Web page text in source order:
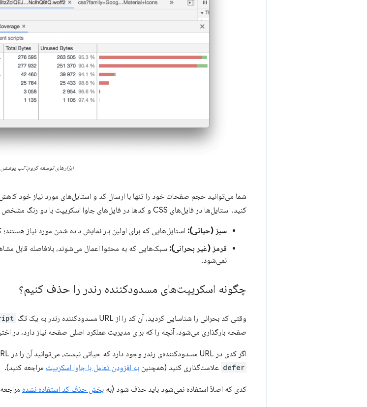
ابزارهای توسعه کروم: تب پوشش.
کنید. استایل‌ها در فایل‌های CSS و کدها در فایل‌های جاوا اسکریپت با دو رنگ مشخص شده‌اند:
سبز (حیاتی): استایل‌هایی که برای اولین بار نمایش داده شدن مورد نیاز
قرمز (غیر بحرانی): سبک‌هایی که به محتوا اعمال می‌شوند، بلافاصله قابل
نمی‌شود.
چگونه اسکریپت‌های مسدودکننده رندر را حذف کنیم؟
وقتی کد بحرانی را شناسایی کردید، آن کد را از URL مسدودکننده رندر به یک تگ
صفحه بارگذاری می‌شود، آنچه را که برای مدیریت عملکرد اصلی صفحه نیاز دارد، در
اگر کدی در URL مسدودکننده‌ی رندر وجود دارد که حیاتی نیست، می‌توانید آن را در URL نگه دارید و سپس URL را با ویژگی‌های
defer علامت‌گذاری کنید (همچنین به افزودن تعامل با جاوا اسکریپت مراجعه کنید).
کدی که اصلاً استفاده نمی‌شود باید حذف شود (به بخش حذف کد استفاده نشده